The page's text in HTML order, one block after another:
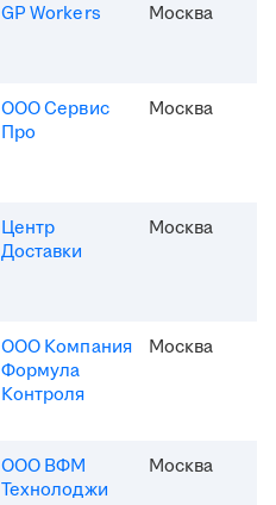
GP Workers Москва
ООО Сервис
Про
Москва
Центр
Доставки
Москва
ООО Компания
Формула
Контроля
Москва
ООО ВФМ
Технолоджи
Москва